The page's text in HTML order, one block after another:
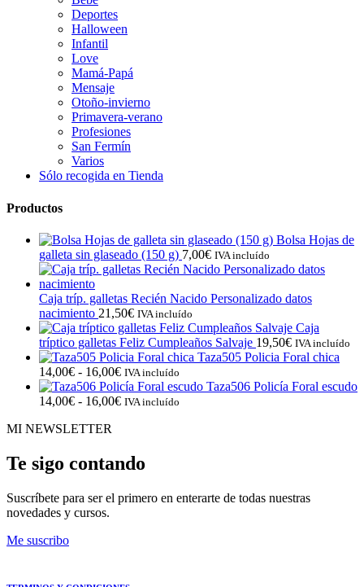
Deportes
Halloween
Infantil
Love
Mamá-Papá
Mensaje
Otoño-invierno
Primavera-verano
Profesiones
San Fermín
Varios
Sólo recogida en Tienda
Productos
Bolsa Hojas de
galleta sin glaseado (150 g) 7,00€ IVA incluído
Caja tríp. galletas Recién Nacido Personalizado datos
nacimiento 21,50€ IVA incluído
Caja
tríptico galletas Feliz Cumpleaños Salvaje 19,50€ IVA incluído
Taza505 Policia Foral chica
14,00€ - 16,00€Rango
de
precios:
16,00€
IVA incluído
Taza506 Policía Foral escudo
14,00€ - 16,00€Rango
14,00€
hasta
IVA incluído
MI NEWSLETTER
Te sigo contando
Suscríbete para ser el primero en enterarte de todas nuestras
novedades y cursos.
Me suscribo